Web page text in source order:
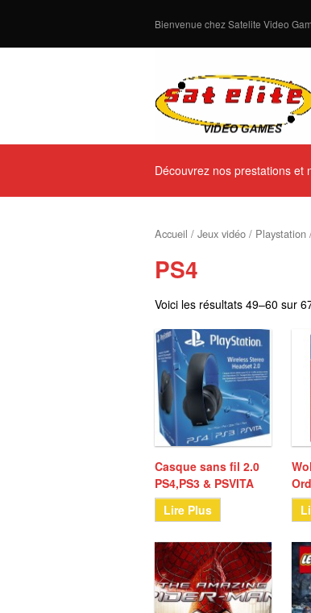
Bienvenue chez Satelite Video
Découvrez nos prestations et
Accueil / Jeux vidéo / Playstation
PS4
Voici les résultats 49–60 sur
Casque sans fil 2.0
PS4,PS3 & PSVITA
Lire Plus